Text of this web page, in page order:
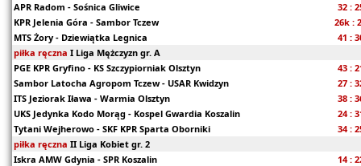
APR Radom - Sośnica Gliwice
32 :
KPR Jelenia Góra - Sambor Tczew
26k :
MTS Żory - Dziewiątka Legnica
41 :
piłka ręczna I Liga Mężczyzn gr. A
PGE KPR Gryfino - KS Szczypiorniak Olsztyn
43 :
Sambor Latocha Agropom Tczew - USAR Kwidzyn
27 :
ITS Jeziorak Iława - Warmia Olsztyn
38 :
UKS Jedynka Kodo Morąg - Kospel Gwardia Koszalin
24 :
Tytani Wejherowo - SKF KPR Sparta Oborniki
34 :
piłka ręczna II Liga Kobiet gr. 2
Iskra AMW Gdynia - SPR Koszalin
14 :